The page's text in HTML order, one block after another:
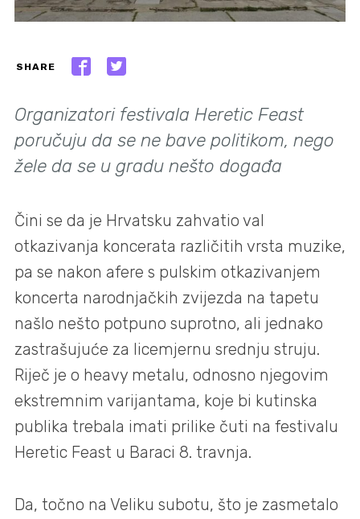
SHARE
Organizatori festivala Heretic Feast
poručuju da se ne bave politikom, nego
žele da se u gradu nešto događa
Čini se da je Hrvatsku zahvatio val
otkazivanja koncerata različitih vrsta muzike,
pa se nakon afere s pulskim otkazivanjem
koncerta narodnjačkih zvijezda na tapetu
našlo nešto potpuno suprotno, ali jednako
zastrašujuće za licemjernu srednju struju.
Riječ je o heavy metalu, odnosno njegovim
ekstremnim varijantama, koje bi kutinska
publika trebala imati prilike čuti na festivalu
Heretic Feast u Baraci 8. travnja.
Da, točno na Veliku subotu, što je zasmetalo